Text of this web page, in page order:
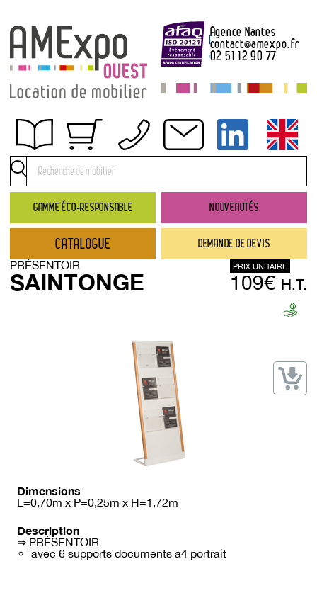
GAMME ÉCO-RESPONSABLE NOUVEAUTÉS
DEMANDE DE DEVIS
Agence Nantes
contact@amexpo.fr
02 51 12 90 77
Obtenir un devis
Conditions générales de location
Conditions de règlement
Catalogue
→ Nouveautés
→ Gamme éco-responsable
CATALOGUE
PRÉSENTOIR
SAINTONGE
PRIX UNITAIRE
109€ H.T.
Dimensions
L=0,70m x P=0,25m x H=1,72m
Description
⇒ PRÉSENTOIR
avec 6 supports documents a4 portrait